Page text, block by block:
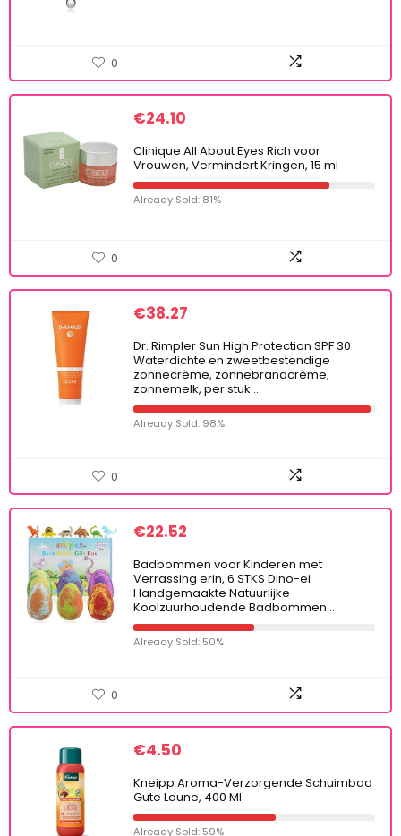
0
€24.10
Clinique All About Eyes Rich voor
Vrouwen, Vermindert Kringen, 15 ml
Already Sold: 81%
0
€38.27
Dr. Rimpler Sun High Protection SPF 30
Waterdichte en zweetbestendige
zonnecrème, zonnebrandcrème,
zonnemelk, per stuk…
Already Sold: 98%
0
€22.52
Badbommen voor Kinderen met
Verrassing erin, 6 STKS Dino-ei
Handgemaakte Natuurlijke
Koolzuurhoudende Badbommen…
Already Sold: 50%
0
€4.50
Kneipp Aroma-Verzorgende Schuimbad
Gute Laune, 400 Ml
Already Sold: 59%